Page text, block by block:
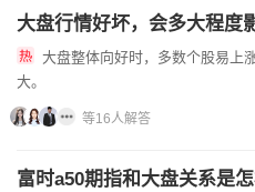
大盘行情好坏，会多大程度
大。
等16人解答
富时a50期指和大盘关系是